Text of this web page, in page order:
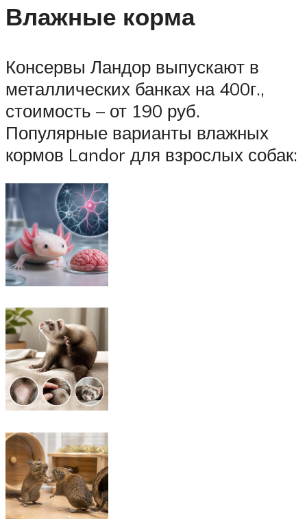
Влажные корма
Консервы Ландор выпускают в
металлических банках на 400г.,
стоимость – от 190 руб.
Популярные варианты влажных
кормов Landor для взрослых собак: